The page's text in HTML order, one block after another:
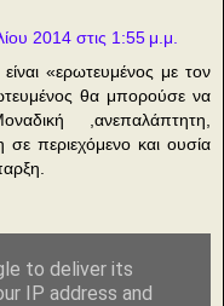
2014 στις 1:55 μ.μ.
«ερωτευμένος με τον
θα μπορούσε να
,ανεπαλάπτητη,
σε περιεχόμενο και ουσία